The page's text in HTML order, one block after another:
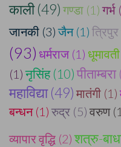
काली (49) गण्डा (1) गर्भ
जानकी (3) जैन (1)
(93) धर्मराज (1)
(1) नृसिंह (10)
महाविद्या (49) मातंगी (1)
बन्धन (1) रुद्र (5) वरुण
व्यापार वृद्धि (2) शत्रु-